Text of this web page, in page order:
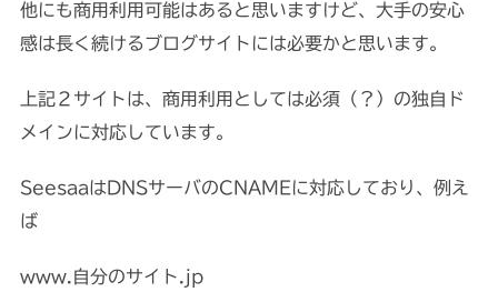
他にも商用利用可能はあると思いますけど、大手の安心
感は長く続けるブログサイトには必要かと思います。
上記２サイトは、商用利用としては必須（？）の独自ド
メインに対応しています。
SeesaaはDNSサーバのCNAMEに対応しており、例え
ば
www.自分のサイト.jp